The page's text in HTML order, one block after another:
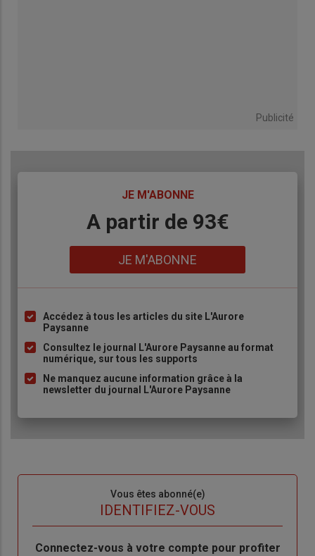
Publicité
JE M'ABONNE
A partir de 93€
JE M'ABONNE
Liste
puce
Accédez à tous les articles du site L'Aurore
Paysanne
Consultez le journal L'Aurore Paysanne au format
numérique, sur tous les supports
Ne manquez aucune information grâce à la
newsletter du journal L'Aurore Paysanne
Vous êtes abonné(e)
IDENTIFIEZ-VOUS
Body
Connectez-vous à votre compte pour profiter